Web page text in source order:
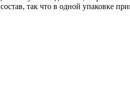
так что в одной упаковке